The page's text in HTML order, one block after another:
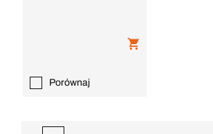
Porównaj